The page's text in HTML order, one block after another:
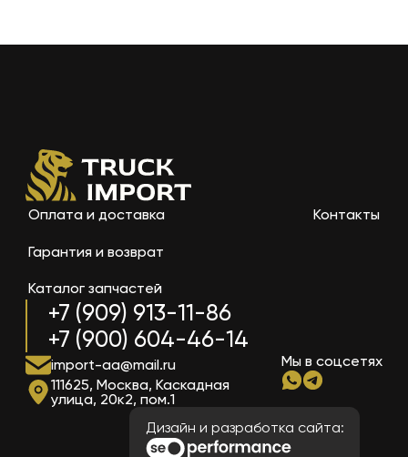
+7 (909) 913-11-86
+7 (900) 604-46-14
Оплата и доставка
Гарантия и возврат
Каталог запчастей
Контакты
import-aa@mail.ru
111625, Москва, Каскадная
улица, 20к2, пом.1
Мы в соцсетях
Дизайн и разработка сайта: